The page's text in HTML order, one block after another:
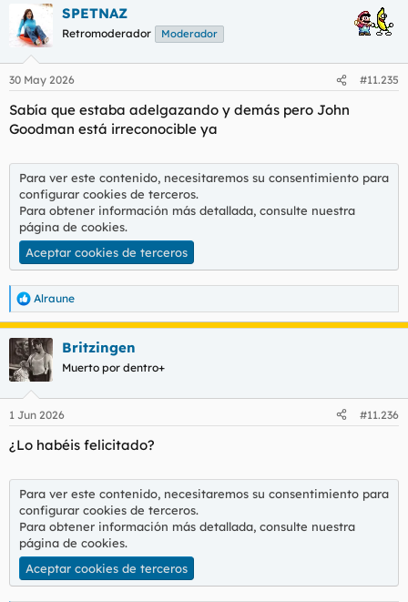
SPETNAZ
Retromoderador Moderador
30 May 2026 #11.235
Sabía que estaba adelgazando y demás pero John
Goodman está irreconocible ya
Para ver este contenido, necesitaremos su consentimiento para
configurar cookies de terceros.
Para obtener información más detallada, consulte nuestra
página de cookies.
Aceptar cookies de terceros
R
e
a
c
c
i
e
:
Alraune
Britzingen
Muerto por dentro+
1 Jun 2026 #11.236
¿Lo habéis felicitado?
Para ver este contenido, necesitaremos su consentimiento para
configurar cookies de terceros.
Para obtener información más detallada, consulte nuestra
página de cookies.
Aceptar cookies de terceros